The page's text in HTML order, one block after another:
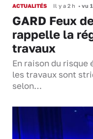
ACTUALITÉS Il y a 2 h • vu
GARD Feux
rappelle la
travaux
En raison du risque
les travaux sont
selon…